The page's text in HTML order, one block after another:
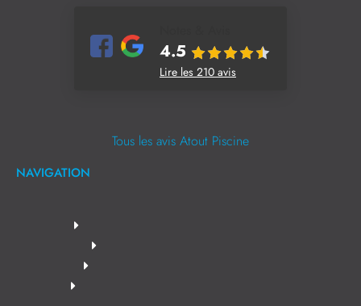
4.5
Lire les 210 avis
Tous les avis Atout Piscine
NAVIGATION